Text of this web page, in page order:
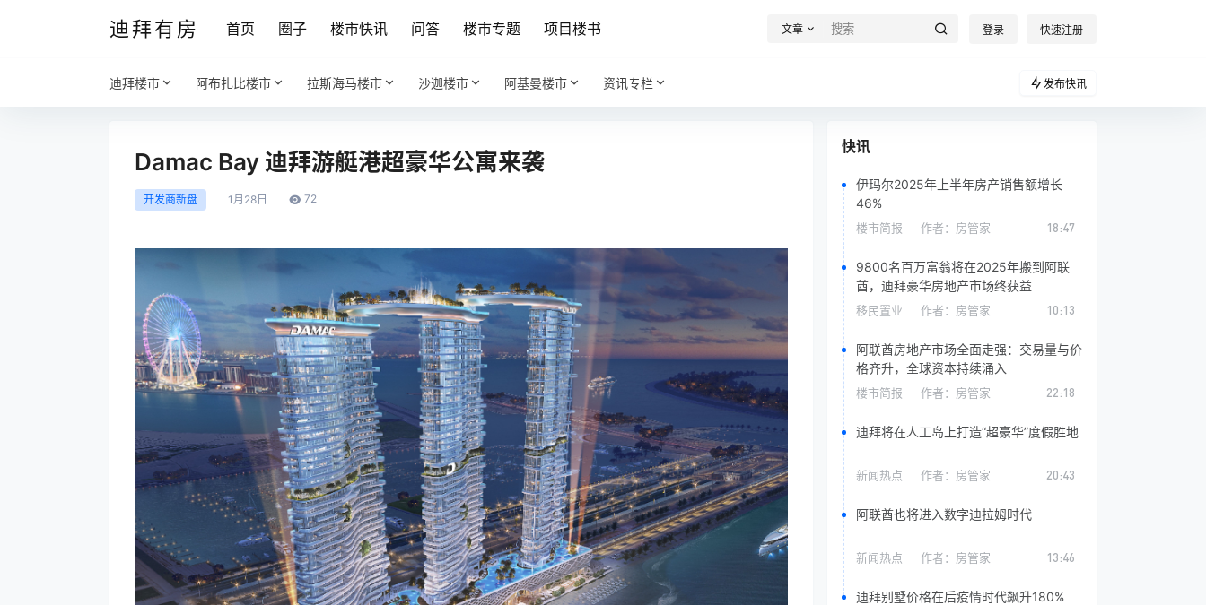
迪拜有房 首页 圈子 楼市快讯 问答 楼市专题 项目楼书 文章 登录 快速注册
迪拜楼市 阿布扎比楼市 拉斯海马楼市 沙迦楼市 阿基曼楼市 资讯专栏 发布快讯
Damac Bay 迪拜游艇港超豪华公寓来袭
开发商新盘 1月 28日 72
快讯
伊玛尔2025年上半年房产销售额增长
46%
楼市简报 作者： 房管家 18:47
9800名百万富翁将在2025年搬到阿联
酋，迪拜豪华房地产市场终获益
移民置业 作者： 房管家 10:13
阿联酋房地产市场全面走强：交易量与价
格齐升，全球资本持续涌入
楼市简报 作者： 房管家 22:18
迪拜将在人工岛上打造“超豪华”度假胜地
新闻热点 作者： 房管家 20:43
阿联酋也将进入数字迪拉姆时代
新闻热点 作者： 房管家 13:46
迪拜别墅价格在后疫情时代飙升180%